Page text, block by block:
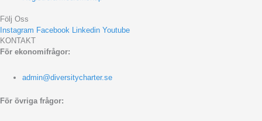
Följ Oss
Instagram Facebook Linkedin Youtube
KONTAKT
För ekonomifrågor:
admin@diversitycharter.se
För övriga frågor: